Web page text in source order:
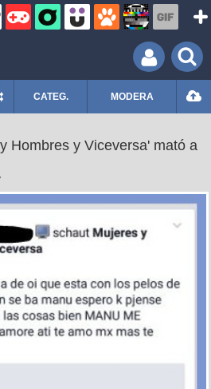
CATEG. MODERA
Hombres y Viceversa' mató a